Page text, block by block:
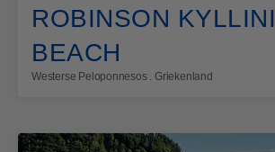
ROBINSON KYLLINI
BEACH
Westerse Peloponnesos . Griekenland